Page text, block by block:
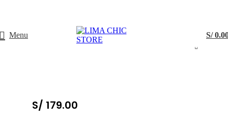
Menu S/
S/ 179.00